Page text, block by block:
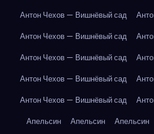
Антон Чехов — Вишнёвый сад
Антон Чехов — Вишнёвый сад
Антон Чехов — Вишнёвый сад
Антон Чехов — Вишнёвый сад
Антон Чехов — Вишнёвый сад
Апельсин
Апельсин Апельсин